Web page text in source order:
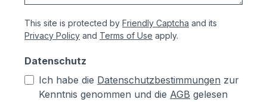
This site is protected by Friendly Captcha and its
Privacy Policy and Terms of Use apply.
Datenschutz
Ich habe die Datenschutzbestimmungen zur
Kenntnis genommen und die AGB gelesen